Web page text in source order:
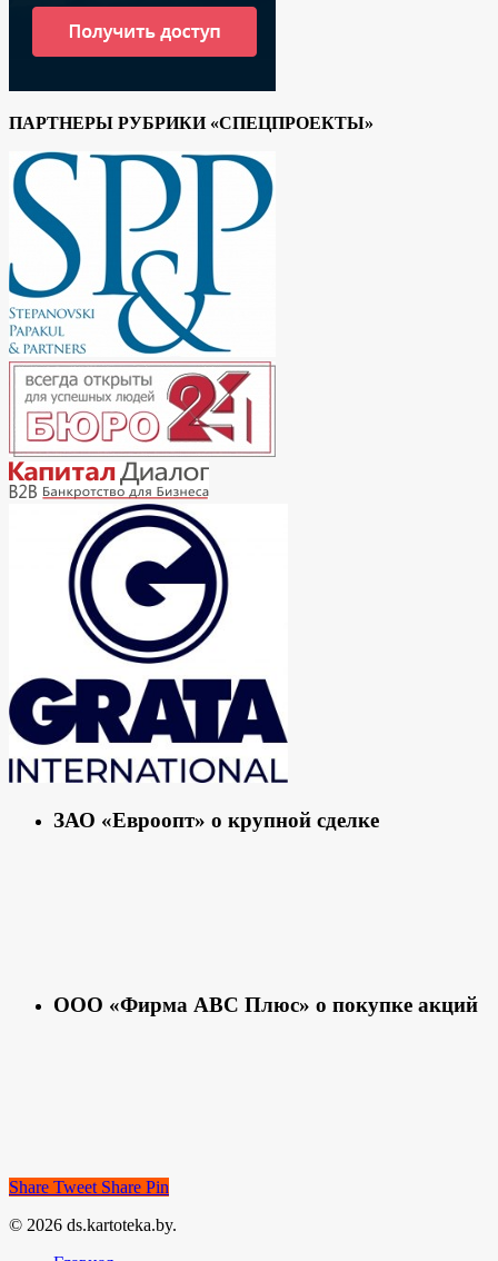
ПАРТНЕРЫ РУБРИКИ «СПЕЦПРОЕКТЫ»
ЗАО «Евроопт» о крупной сделке
ООО «Фирма АВС Плюс» о покупке акций
Share Tweet Share Pin
© 2026 ds.kartoteka.by.